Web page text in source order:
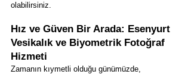
olabilirsiniz.
Hız ve Güven Bir Arada: Esenyurt
Vesikalık ve Biyometrik Fotoğraf
Hizmeti
Zamanın kıymetli olduğu günümüzde,